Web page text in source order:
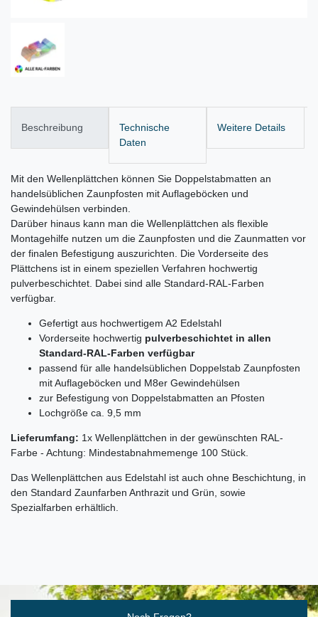
Beschreibung
Technische
Daten
Weitere Details
Mit den Wellenplättchen können Sie Doppelstabmatten an
handelsüblichen Zaunpfosten mit Auflageböcken und
Gewindehülsen verbinden.
Darüber hinaus kann man die Wellenplättchen als flexible
Montagehilfe nutzen um die Zaunpfosten und die Zaunmatten vor
der finalen Befestigung auszurichten. Die Vorderseite des
Plättchens ist in einem speziellen Verfahren hochwertig
pulverbeschichtet. Dabei sind alle Standard-RAL-Farben
verfügbar.
Gefertigt aus hochwertigem A2 Edelstahl
Vorderseite hochwertig pulverbeschichtet in allen
Standard-RAL-Farben verfügbar
passend für alle handelsüblichen Doppelstab Zaunpfosten
mit Auflageböcken und M8er Gewindehülsen
zur Befestigung von Doppelstabmatten an Pfosten
Lochgröße ca. 9,5 mm
Lieferumfang: 1x Wellenplättchen in der gewünschten RAL-
Farbe - Achtung: Mindestabnahmemenge 100 Stück.
Das Wellenplättchen aus Edelstahl ist auch ohne Beschichtung, in
den Standard Zaunfarben Anthrazit und Grün, sowie
Spezialfarben erhältlich.
Ceres::Template.mailFormHoneypotLabel